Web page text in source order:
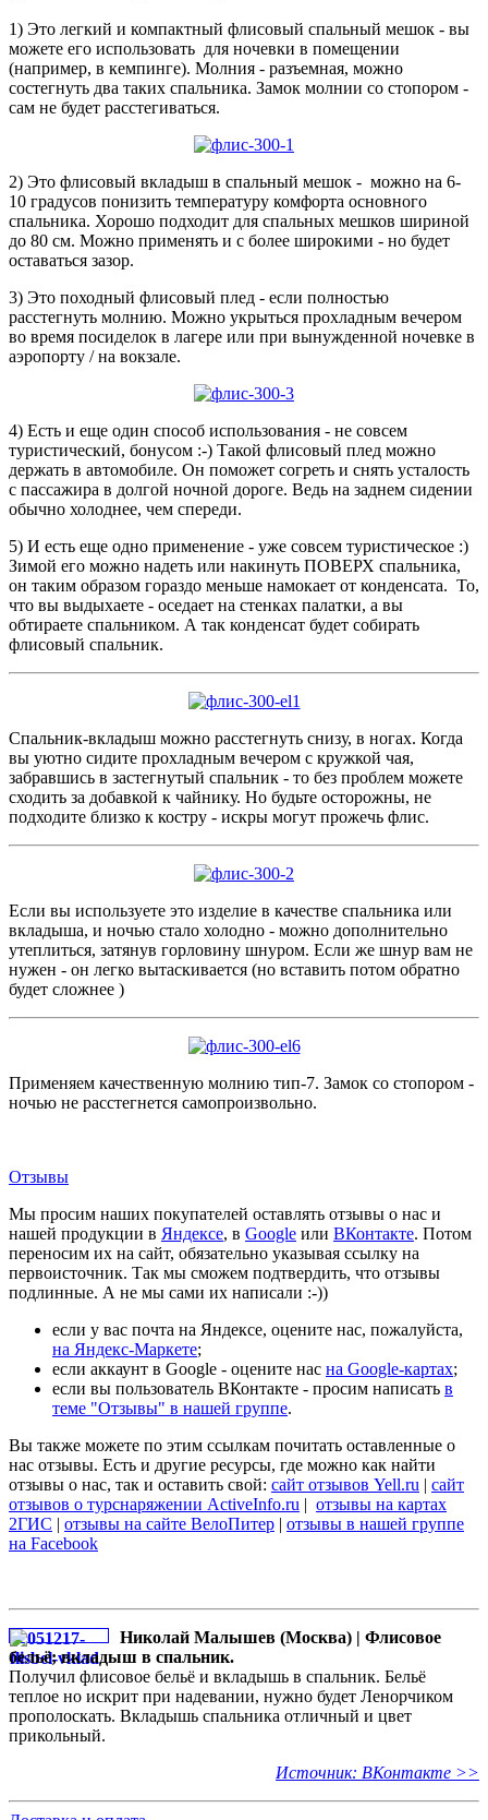
1) Это легкий и компактный флисовый спальный мешок - вы
можете его использовать для ночевки в помещении
(например, в кемпинге). Молния - разъемная, можно
состегнуть два таких спальника. Замок молнии со стопором -
сам не будет расстегиваться.
2) Это флисовый вкладыш в спальный мешок - можно на 6-
10 градусов понизить температуру комфорта основного
спальника. Хорошо подходит для спальных мешков шириной
до 80 см. Можно применять и с более широкими - но будет
оставаться зазор.
3) Это походный флисовый плед - если полностью
расстегнуть молнию. Можно укрыться прохладным вечером
во время посиделок в лагере или при вынужденной ночевке в
аэропорту / на вокзале.
4) Есть и еще один способ использования - не совсем
туристический, бонусом :-) Такой флисовый плед можно
держать в автомобиле. Он поможет согреть и снять усталость
с пассажира в долгой ночной дороге. Ведь на заднем сидении
обычно холоднее, чем спереди.
5) И есть еще одно применение - уже совсем туристическое :)
Зимой его можно надеть или накинуть ПОВЕРХ спальника,
он таким образом гораздо меньше намокает от конденсата. То,
что вы выдыхаете - оседает на стенках палатки, а вы
обтираете спальником. А так конденсат будет собирать
флисовый спальник.
Спальник-вкладыш можно расстегнуть снизу, в ногах. Когда
вы уютно сидите прохладным вечером с кружкой чая,
забравшись в застегнутый спальник - то без проблем можете
сходить за добавкой к чайнику. Но будьте осторожны, не
подходите близко к костру - искры могут прожечь флис.
Если вы используете это изделие в качестве спальника или
вкладыша, и ночью стало холодно - можно дополнительно
утеплиться, затянув горловину шнуром. Если же шнур вам не
нужен - он легко вытаскивается (но вставить потом обратно
будет сложнее )
Применяем качественную молнию тип-7. Замок со стопором -
ночью не расстегнется самопроизвольно.
Отзывы
Мы просим наших покупателей оставлять отзывы о нас и
нашей продукции в Яндексе, в Google или ВКонтакте. Потом
переносим их на сайт, обязательно указывая ссылку на
первоисточник. Так мы сможем подтвердить, что отзывы
подлинные. А не мы сами их написали :-))
если у вас почта на Яндексе, оцените нас, пожалуйста,
на Яндекс-Маркете;
если аккаунт в Google - оцените нас на Google-картах;
если вы пользователь ВКонтакте - просим написать в
теме "Отзывы" в нашей группе.
Вы также можете по этим ссылкам почитать оставленные о
нас отзывы. Есть и другие ресурсы, где можно как найти
отзывы о нас, так и оставить свой: сайт отзывов Yell.ru | сайт
отзывов о турснаряжении ActiveInfo.ru | отзывы на картах
2ГИС | отзывы на сайте ВелоПитер | отзывы в нашей группе
на Facebook
Николай Малышев (Москва) | Флисовое
бельё; вкладыш в спальник.
Получил флисовое бельё и вкладышь в спальник. Бельё
теплое но искрит при надевании, нужно будет Ленорчиком
прополоскать. Вкладышь спальника отличный и цвет
прикольный.
Источник: ВКонтакте >>